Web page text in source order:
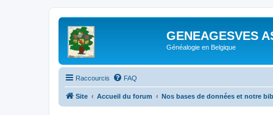
GENEAGESVES
Généalogie en Belgique
Raccourcis FAQ
Site Accueil du forum Nos bases de données et notre